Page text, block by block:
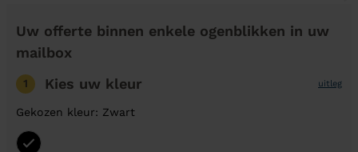
Uw offerte binnen enkele ogenblikken in uw
mailbox
1 Kies uw kleur uitleg
Gekozen kleur: Zwart